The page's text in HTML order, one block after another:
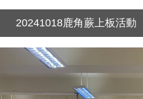
20241018鹿角蕨上板活動